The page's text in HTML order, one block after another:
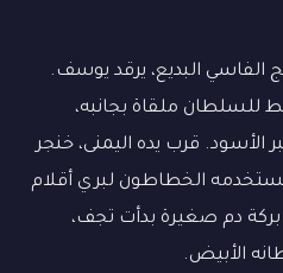
الفاسي البديع، يرقد يوسف.
للسلطان ملقاة بجانبه،
الأسود. قرب يده اليمنى، خنجر
الخطاطون لبري أقلام
دم صغيرة بدأت تجف،
الأبيض.